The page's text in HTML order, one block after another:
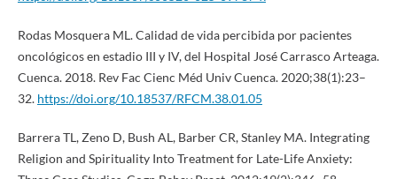
Rodas Mosquera ML. Calidad de vida percibida por pacientes
oncológicos en estadio III y IV, del Hospital José Carrasco Arteaga.
Cuenca. 2018. Rev Fac Cienc Méd Univ Cuenca. 2020;38(1):23–
32. https://doi.org/10.18537/RFCM.38.01.05
Barrera TL, Zeno D, Bush AL, Barber CR, Stanley MA. Integrating
Religion and Spirituality Into Treatment for Late-Life Anxiety: